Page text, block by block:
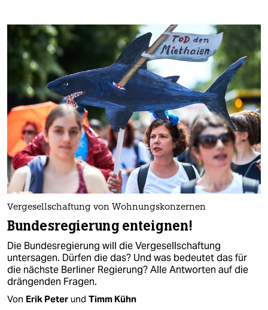
Vergesellschaftung von Wohnungskonzernen
Bundesregierung enteignen!
Die Bundesregierung will die Vergesellschaftung
untersagen. Dürfen die das? Und was bedeutet das für
die nächste Berliner Regierung? Alle Antworten auf die
drängenden Fragen.
Von Erik Peter und Timm Kühn